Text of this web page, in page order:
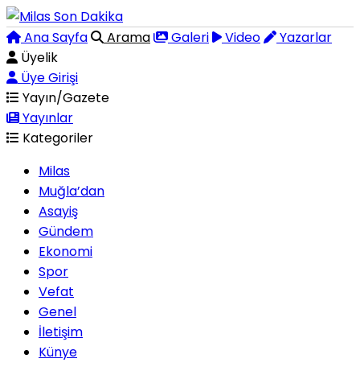
Ana Sayfa Arama Galeri Video
Yazarlar
Üyelik
Üye Girişi
Yayın/Gazete
Yayınlar
Kategoriler
Milas
Muğla’dan
Asayiş
Gündem
Ekonomi
Spor
Vefat
Genel
İletişim
Künye